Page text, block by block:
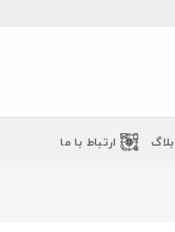
بلاگ ارتباط با ما